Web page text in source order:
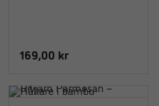
169,00 kr